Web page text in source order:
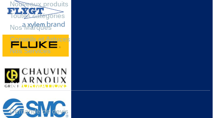
Nouveaux produits
Toutes catégories
Nos Marques
Conseils et Astuces
Nos Services
INFORMATIONS
Demande de devis